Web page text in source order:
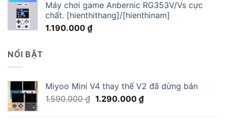
Máy chơi game Anbernic RG353V/Vs cực
chất. [hienthithang]/[hienthinam]
1.190.000 ₫
NỔI BẬT
Miyoo Mini V4 thay thế V2 đã dừng bán
1.590.000₫ Giá
1.290.000 ₫Giá